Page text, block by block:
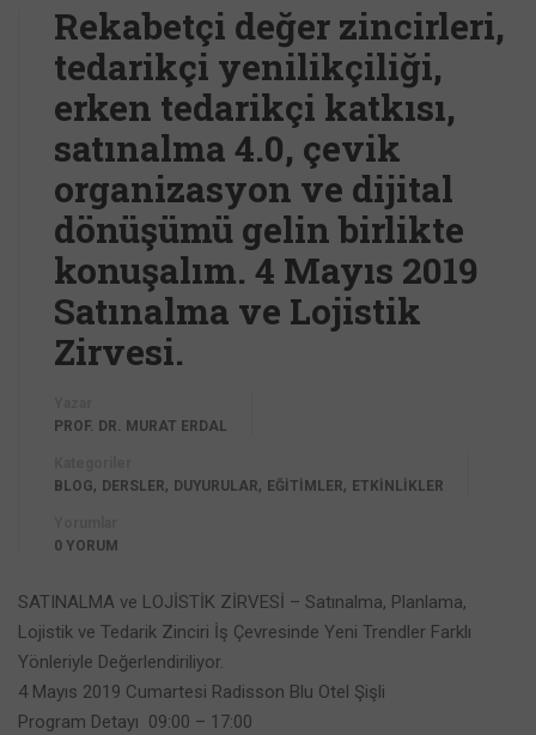
Rekabetçi değer zincirleri,
tedarikçi yenilikçiliği,
erken tedarikçi katkısı,
satınalma 4.0, çevik
organizasyon ve dijital
dönüşümü gelin birlikte
konuşalım. 4 Mayıs 2019
Satınalma ve Lojistik
Zirvesi.
PROF. DR. MURAT ERDAL
BLOG, DERSLER, DUYURULAR, EĞİTİMLER, ETKİNLİKLER
0 YORUM
SATINALMA ve LOJİSTİK ZİRVESİ – Satınalma, Planlama,
Lojistik ve Tedarik Zinciri İş Çevresinde Yeni Trendler Farklı
Yönleriyle Değerlendiriliyor.
4 Mayıs 2019 Cumartesi Radisson Blu Otel Şişli
Program Detayı 09:00 – 17:00​